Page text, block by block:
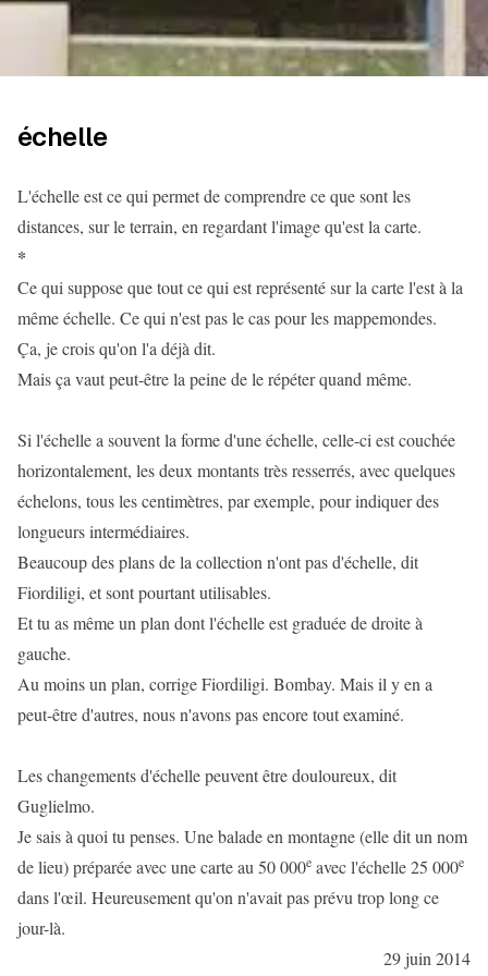
échelle
L'échelle est ce qui permet de comprendre ce que sont les
distances, sur le terrain, en regardant l'image qu'est la carte.
*
Ce qui suppose que tout ce qui est représenté sur la carte l'est à la
même échelle. Ce qui n'est pas le cas pour les mappemondes.
Ça, je crois qu'on l'a déjà dit.
Mais ça vaut peut-être la peine de le répéter quand même.
Si l'échelle a souvent la forme d'une échelle, celle-ci est couchée
horizontalement, les deux montants très resserrés, avec quelques
échelons, tous les centimètres, par exemple, pour indiquer des
longueurs intermédiaires.
Beaucoup des plans de la collection n'ont pas d'échelle, dit
Fiordiligi, et sont pourtant utilisables.
Et tu as même un plan dont l'échelle est graduée de droite à
gauche.
Au moins un plan, corrige Fiordiligi. Bombay. Mais il y en a
peut-être d'autres, nous n'avons pas encore tout examiné.
Les changements d'échelle peuvent être douloureux, dit
Guglielmo.
Je sais à quoi tu penses. Une balade en montagne (elle dit un nom
de lieu) préparée avec une carte au 50 000e avec l'échelle 25 000e
dans l'œil. Heureusement qu'on n'avait pas prévu trop long ce
jour-là.
29 juin 2014